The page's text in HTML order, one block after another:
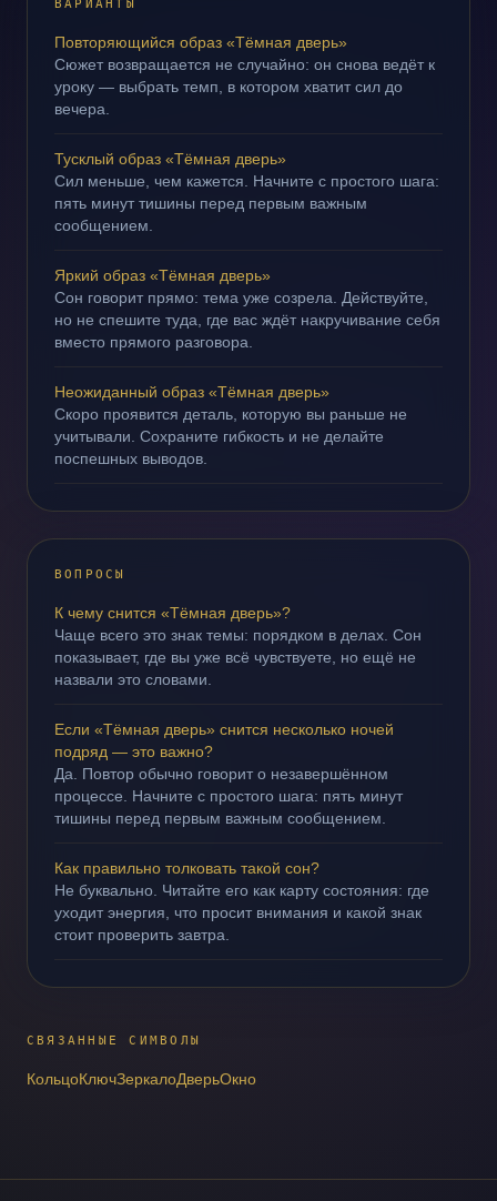
ВАРИАНТЫ
Повторяющийся образ «Тёмная дверь»
Сюжет возвращается не случайно: он снова ведёт к
уроку — выбрать темп, в котором хватит сил до
вечера.
Тусклый образ «Тёмная дверь»
Сил меньше, чем кажется. Начните с простого шага:
пять минут тишины перед первым важным
сообщением.
Яркий образ «Тёмная дверь»
Сон говорит прямо: тема уже созрела. Действуйте,
но не спешите туда, где вас ждёт накручивание себя
вместо прямого разговора.
Неожиданный образ «Тёмная дверь»
Скоро проявится деталь, которую вы раньше не
учитывали. Сохраните гибкость и не делайте
поспешных выводов.
ВОПРОСЫ
К чему снится «Тёмная дверь»?
Чаще всего это знак темы: порядком в делах. Сон
показывает, где вы уже всё чувствуете, но ещё не
назвали это словами.
Если «Тёмная дверь» снится несколько ночей
подряд — это важно?
Да. Повтор обычно говорит о незавершённом
процессе. Начните с простого шага: пять минут
тишины перед первым важным сообщением.
Как правильно толковать такой сон?
Не буквально. Читайте его как карту состояния: где
уходит энергия, что просит внимания и какой знак
стоит проверить завтра.
СВЯЗАННЫЕ СИМВОЛЫ
КольцоКлючЗеркалоДверьОкно